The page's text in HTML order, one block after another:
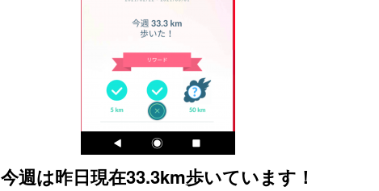
今週は昨日現在33.3km歩いています！